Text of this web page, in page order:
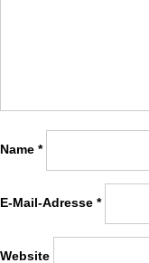
Name *
E-Mail-Adresse *
Website